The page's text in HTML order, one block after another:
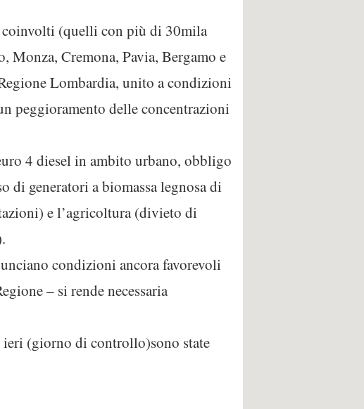
(quelli con più di 30mila
Cremona, Pavia, Bergamo e
Lombardia, unito a condizioni
peggioramento delle concentrazioni
4 diesel in ambito urbano, obbligo
di generatori a biomassa legnosa di
e l’agricoltura (divieto di
condizioni ancora favorevoli
– si rende necessaria
ieri (giorno di controllo)sono state